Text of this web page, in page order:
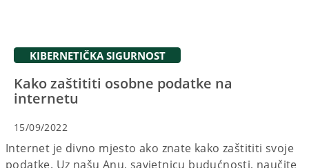
KIBERNETIČKA SIGURNOST
Kako zaštititi osobne podatke na
internetu
15/09/2022
Internet je divno mjesto ako znate kako zaštititi svoje
podatke. Uz našu Anu, savjetnicu budućnosti, naučite